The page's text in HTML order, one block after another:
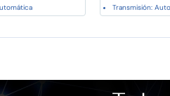
Transmisión: